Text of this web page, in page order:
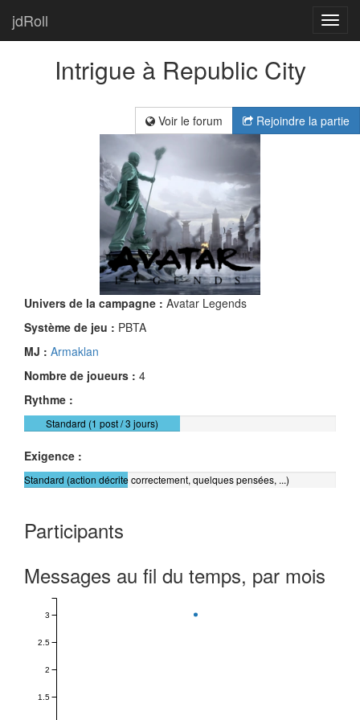
jdRoll
Intrigue à Republic City
Voir le forum Rejoindre la partie
Univers de la campagne : Avatar Legends
Système de jeu : PBTA
MJ : Armaklan
Nombre de joueurs : 4
Rythme :
Standard (1 post / 3 jours)
Exigence :
Standard (action décrite correctement, quelques pensées, ...)
Participants
Messages au fil du temps, par mois
1.5
2
2.5
3